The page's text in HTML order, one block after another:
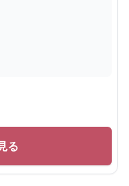
る